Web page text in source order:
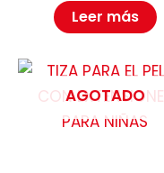
Leer más
AGOTADO